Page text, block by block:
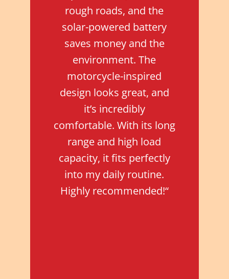
rough roads, and the
solar-powered battery
saves money and the
environment. The
motorcycle-inspired
design looks great, and
it’s incredibly
comfortable. With its long
range and high load
capacity, it fits perfectly
into my daily routine.
Highly recommended!“